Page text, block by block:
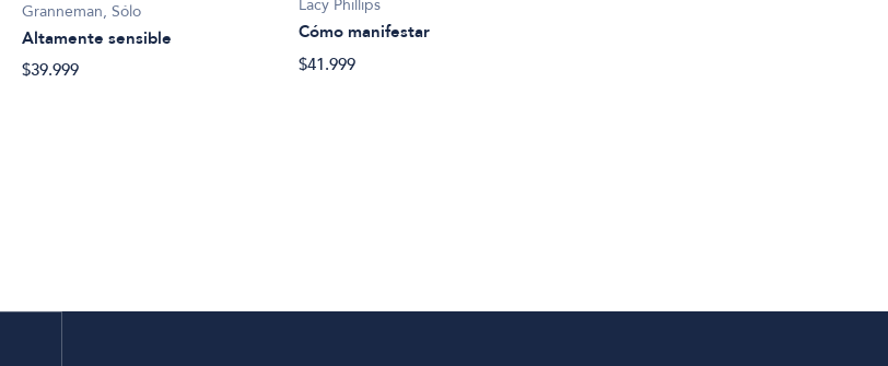
Granneman, Sólo
Altamente sensible
$39.999
Lacy Phillips
Cómo manifestar
$41.999